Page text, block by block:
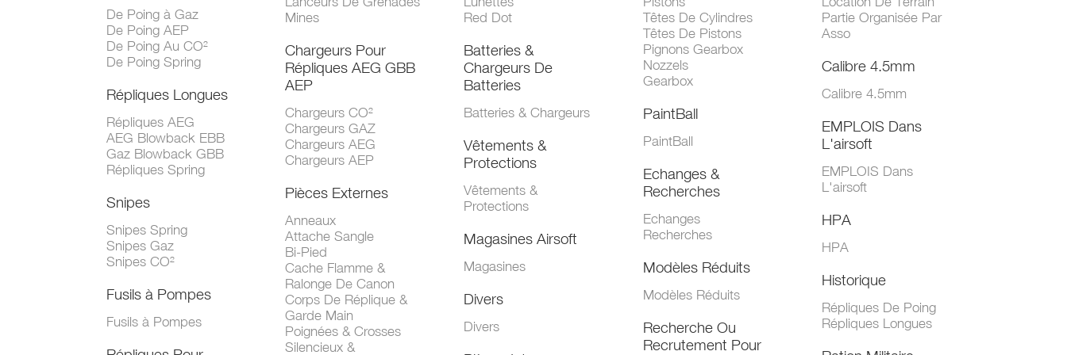
De Poing à Gaz
De Poing AEP
De Poing Au CO²
De Poing Spring
Répliques Longues
Répliques AEG
AEG Blowback EBB
Gaz Blowback GBB
Répliques Spring
Snipes
Snipes Spring
Snipes Gaz
Snipes CO²
Fusils à Pompes
Fusils à Pompes
Mines
Chargeurs Pour
Répliques AEG GBB
AEP
Chargeurs CO²
Chargeurs GAZ
Chargeurs AEG
Chargeurs AEP
Pièces Externes
Anneaux
Attache Sangle
Bi-Pied
Cache Flamme &
Ralonge De Canon
Corps De Réplique &
Garde Main
Poignées & Crosses
Silencieux &
Red Dot
Batteries &
Chargeurs De
Batteries
Batteries & Chargeurs
Vêtements &
Protections
Vêtements &
Protections
Magasines Airsoft
Magasines
Divers
Divers
Têtes De Cylindres
Têtes De Pistons
Pignons Gearbox
Nozzels
Gearbox
PaintBall
PaintBall
Echanges &
Recherches
Echanges
Recherches
Modèles Réduits
Modèles Réduits
Recherche Ou
Recrutement Pour
Partie Organisée Par
Asso
Calibre 4.5mm
Calibre 4.5mm
EMPLOIS Dans
L'airsoft
EMPLOIS Dans
L'airsoft
HPA
HPA
Historique
Répliques De Poing
Répliques Longues